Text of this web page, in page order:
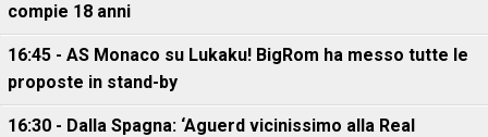
compie 18 anni
16:45 - AS Monaco su Lukaku! BigRom ha messo tutte le
proposte in stand-by
16:30 - Dalla Spagna: ‘Aguerd vicinissimo alla Real